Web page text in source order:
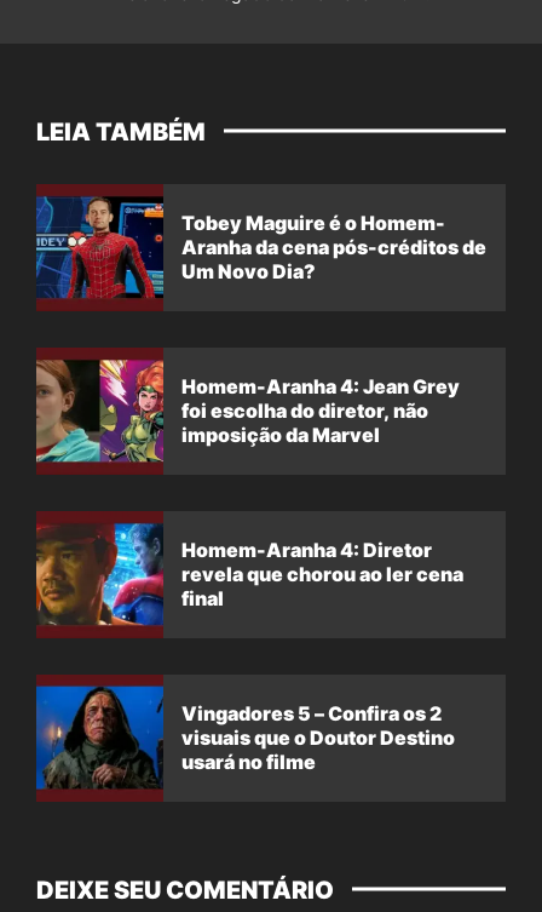
LEIA TAMBÉM
Tobey Maguire é o Homem-
Aranha da cena pós-créditos de
Um Novo Dia?
Homem-Aranha 4: Jean Grey
foi escolha do diretor, não
imposição da Marvel
Homem-Aranha 4: Diretor
revela que chorou ao ler cena
final
Vingadores 5 – Confira os 2
visuais que o Doutor Destino
usará no filme
DEIXE SEU COMENTÁRIO